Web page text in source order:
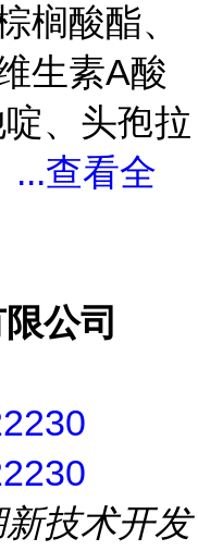
榈酸酯、
生素A酸
、头孢拉
...查看全
公司
技术开发